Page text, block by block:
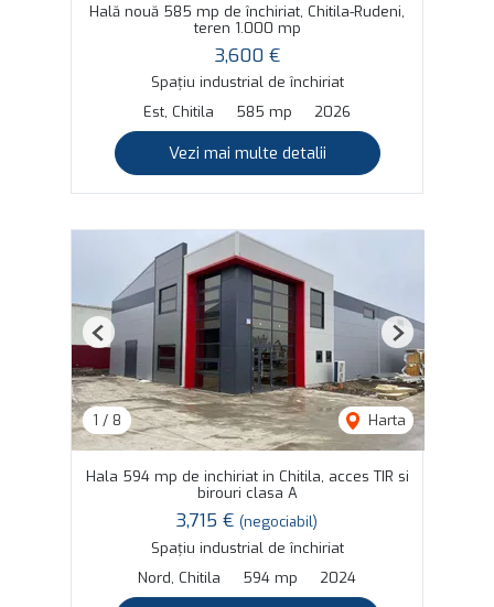
Hală nouă 585 mp de închiriat, Chitila-Rudeni,
teren 1.000 mp
3,600 €
Spațiu industrial de închiriat
Est, Chitila
585 mp 2026
Vezi mai multe detalii
1 / 8 Harta
Previous Next
Hala 594 mp de inchiriat in Chitila, acces TIR si
birouri clasa A
3,715 € (negociabil)
Spațiu industrial de închiriat
Nord, Chitila
594 mp 2024